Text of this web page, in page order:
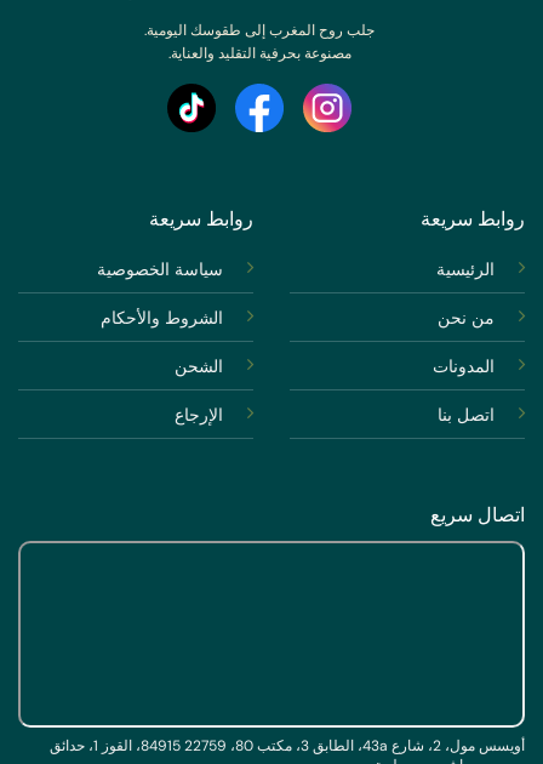
جلب روح المغرب إلى طقوسك اليومية.
مصنوعة بحرفية التقليد والعناية.
روابط سريعة
الرئيسية
من نحن
المدونات
اتصل بنا
روابط سريعة
سياسة الخصوصية
الشروط والأحكام
الشحن
الإرجاع
اتصال سريع
أويسس مول، 2، شارع 43a، الطابق 3، مكتب 80، 22759 84915، القوز 1، حدائق